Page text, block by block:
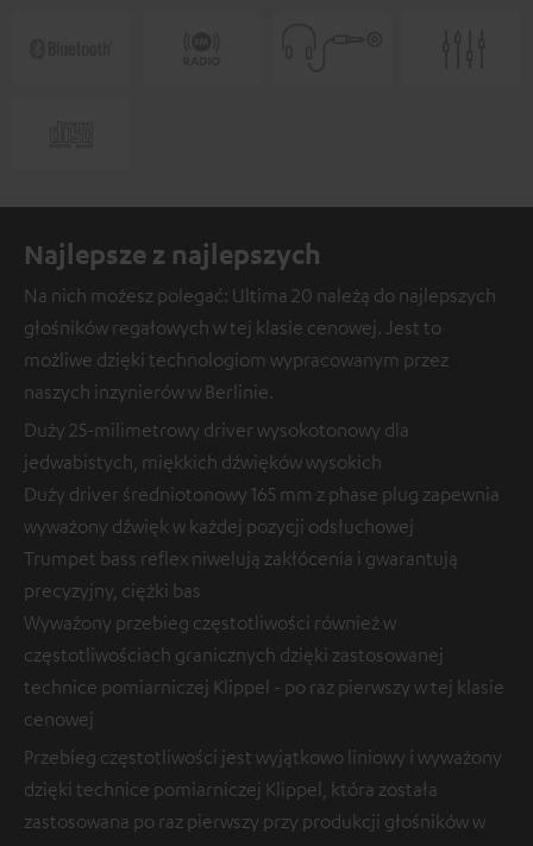
Najlepsze z najlepszych
Na nich możesz polegać: Ultima 20 należą do najlepszych
głośników regałowych w tej klasie cenowej. Jest to
możliwe dzięki technologiom wypracowanym przez
naszych inzynierów w Berlinie.
Duży 25-milimetrowy driver wysokotonowy dla
jedwabistych, miękkich dźwięków wysokich
Duży driver średniotonowy 165 mm z phase plug zapewnia
wyważony dźwięk w każdej pozycji odsłuchowej
Trumpet bass reflex niwelują zakłócenia i gwarantują
precyzyjny, ciężki bas
Wyważony przebieg częstotliwości również w
częstotliwościach granicznych dzięki zastosowanej
technice pomiarniczej Klippel - po raz pierwszy w tej klasie
cenowej
Przebieg częstotliwości jest wyjątkowo liniowy i wyważony
dzięki technice pomiarniczej Klippel, która została
zastosowana po raz pierwszy przy produkcji głośników w